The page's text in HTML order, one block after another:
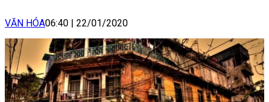
VĂN HÓA06:40 22/01/2020